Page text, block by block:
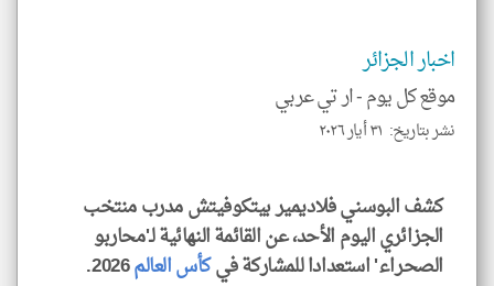
اخبار الجزائر
موقع كل يوم -ار تي عربي
نشر بتاريخ: ٣١ أيار ٢٠٢٦
كشف البوسني فلاديمير بيتكوفيتش مدرب منتخب
الجزائري اليوم الأحد، عن القائمة النهائية لـ'محاربو
الصحراء' استعدادا للمشاركة فيكأس العالم2026.
klyoum.com